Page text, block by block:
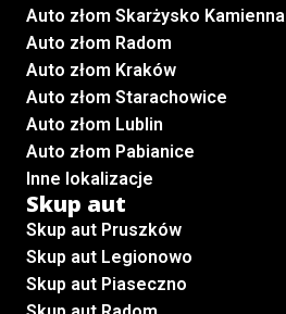
Auto złom Skarżysko Kamienna
Auto złom Radom
Auto złom Kraków
Auto złom Starachowice
Auto złom Lublin
Auto złom Pabianice
Inne lokalizacje
Skup aut
Skup aut Pruszków
Skup aut Legionowo
Skup aut Piaseczno